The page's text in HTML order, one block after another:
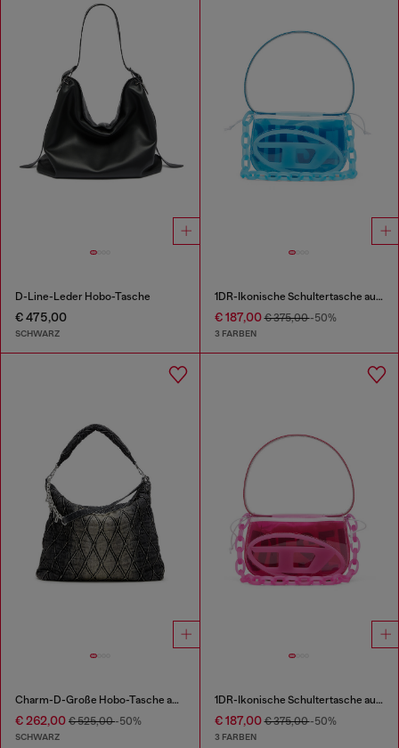
D-Line-Leder Hobo-Tasche
€ 475,00
SCHWARZ
1DR-Ikonische Schultertasche aus transparentem TPU
€ 187,00€ 375,00-50%
3 FARBEN
Charm-D-Große Hobo-Tasche aus behandeltem, gestepptem Denim
€ 262,00 € 525,00-50%
SCHWARZ
1DR-Ikonische Schultertasche aus transparentem TPU
€ 187,00€ 375,00-50%
3 FARBEN